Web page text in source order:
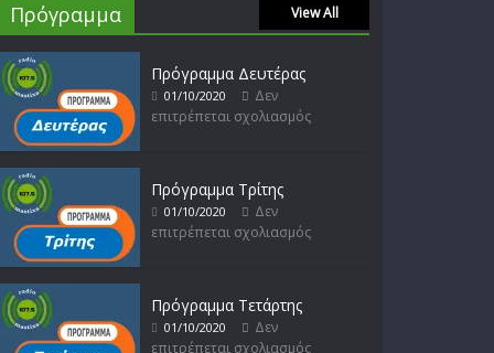
Νίκος Ζιώγαλας
27/01/2023
Δεν
επιτρέπεται σχολιασμός
επιτρέπεται σχολιασμός
Πρόγραμμα View All
Πρόγραμμα Δευτέρας
01/10/2020
Δεν
επιτρέπεται σχολιασμός
Πρόγραμμα Τρίτης
01/10/2020
Δεν
επιτρέπεται σχολιασμός
Πρόγραμμα Τετάρτης
01/10/2020
Δεν
επιτρέπεται σχολιασμός